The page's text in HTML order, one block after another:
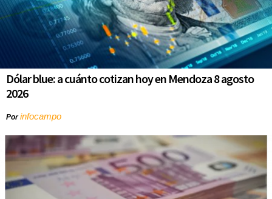
Dólar blue: a cuánto cotizan hoy en Mendoza 8 agosto
2026
Porinfocampo